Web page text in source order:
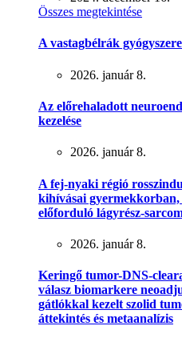
Összes megtekintése
A vastagbélrák
2026. január 8.
Az előrehaladott
kezelése
2026. január 8.
A fej-nyaki régió
kihívásai
előforduló lágyrész-
2026. január 8.
Keringő tumor-DNS-
válasz biomarkere
gátlókkal kezelt szolid
áttekintés és metaanalízis